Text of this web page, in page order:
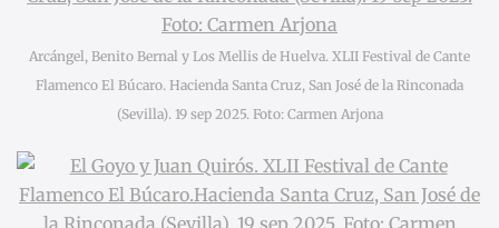
Arcángel, Benito Bernal y Los Mellis de Huelva. XLII Festival de Cante
Flamenco El Búcaro. Hacienda Santa Cruz, San José de la Rinconada
(Sevilla). 19 sep 2025. Foto: Carmen Arjona